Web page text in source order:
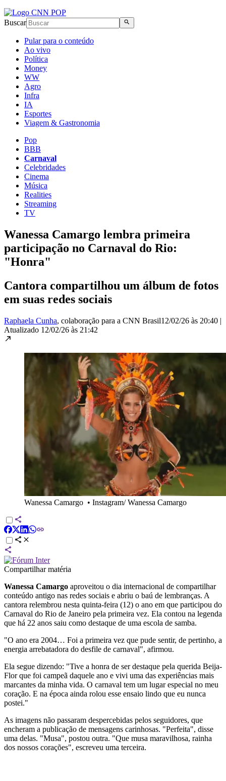
Buscar
Pular para o conteúdo
Ao vivo
Política
Money
WW
Agro
Infra
IA
Esportes
Viagem & Gastronomia
Pop
BBB
Carnaval
Celebridades
Cinema
Música
Realities
Streaming
TV
Wanessa Camargo lembra primeira
participação no Carnaval do Rio:
"Honra"
Cantora compartilhou um álbum de fotos
em suas redes sociais
Raphaela Cunha, colaboração para a CNN Brasil12/02/26 às 20:40 |
Atualizado 12/02/26 às 21:42
Wanessa Camargo • Instagram/ Wanessa Camargo
Compartilhar matéria
Wanessa Camargo aproveitou o dia internacional de compartilhar
conteúdo antigo nas redes sociais e abriu o baú de lembranças. A
cantora relembrou nesta quinta-feira (12) o ano em que participou do
Carnaval do Rio de Janeiro pela primeira vez. Ela contou na legenda
que há 22 anos saiu como destaque de uma escola de samba.
"O ano era 2004… Foi a primeira vez que pude sentir, de pertinho, a
energia arrebatadora do desfile de carnaval", afirmou.
Ela segue dizendo: "Tive a honra de ser destaque pela querida Beija-
Flor que foi campeã daquele ano e vivi uma das experiências mais
marcantes da minha vida. O carnaval tem um lugar especial no meu
coração. E na época ainda rolou esse ensaio lindo que eu nunca
postei."
As imagens não passaram despercebidas pelos seguidores, que
encheram a publicação de mensagens carinhosas. "Perfeita", disse
uma delas. "Musa", postou outra. "Que musa maravilhosa, rainha
dos nossos corações", escreveu uma terceira.